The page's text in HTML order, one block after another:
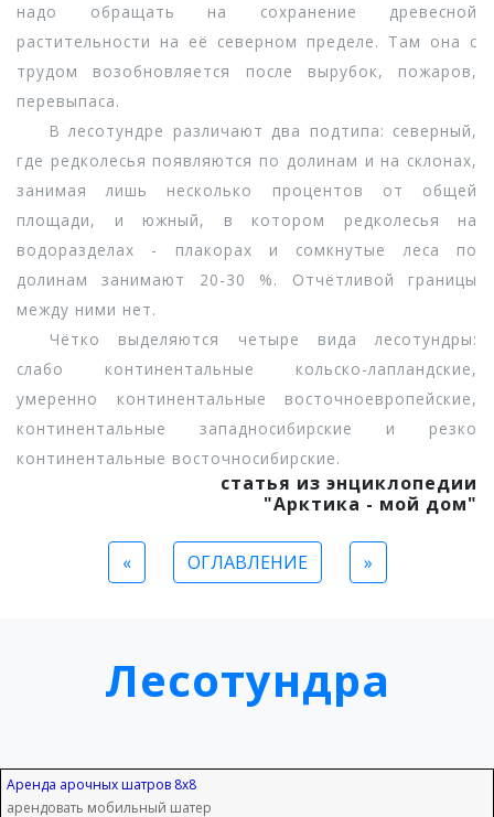
надо обращать на сохранение древесной
растительности на её северном пределе. Там она с
трудом возобновляется после вырубок, пожаров,
перевыпаса.
В лесотундре различают два подтипа: северный,
где редколесья появляются по долинам и на склонах,
занимая лишь несколько процентов от общей
площади, и южный, в котором редколесья на
водоразделах - плакорах и сомкнутые леса по
долинам занимают 20-30 %. Отчётливой границы
между ними нет.
Чётко выделяются четыре вида лесотундры:
слабо континентальные кольско-лапландские,
умеренно континентальные восточноевропейские,
континентальные западносибирские и резко
континентальные восточносибирские.
статья из энциклопедии
"Арктика - мой дом"
« ОГЛАВЛЕНИЕ »
Лесотундра
Аренда арочных шатров 8х8
арендовать мобильный шатер